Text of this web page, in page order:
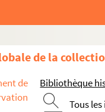
de la
de
Bibliothèque
Tous